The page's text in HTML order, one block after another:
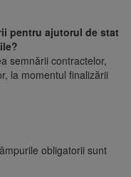
pentru ajutorul de stat
semnării contractelor,
la momentul finalizării
obligatorii sunt